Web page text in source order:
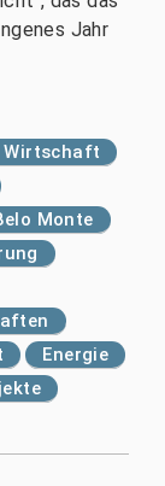
Jahr
Wirtschaft
Monte
Energie